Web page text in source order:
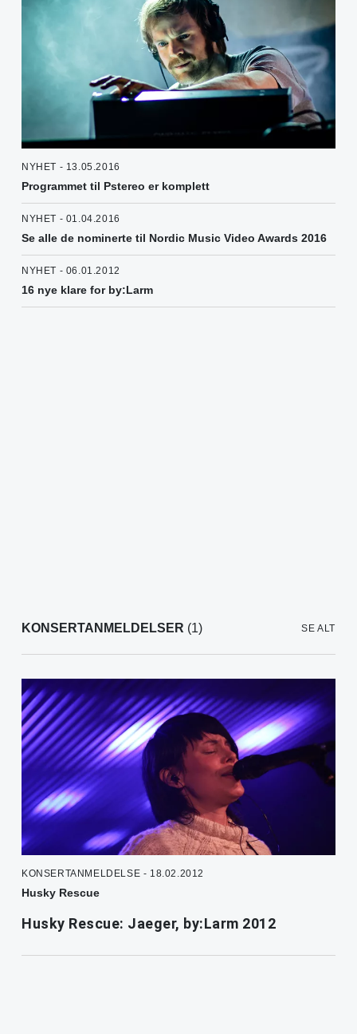
NYHET - 13.05.2016
Programmet til Pstereo er komplett
NYHET - 01.04.2016
Se alle de nominerte til Nordic Music Video Awards 2016
NYHET - 06.01.2012
16 nye klare for by:Larm
KONSERTANMELDELSER (1) SE ALT
KONSERTANMELDELSE - 18.02.2012
Husky Rescue
Husky Rescue: Jaeger, by:Larm 2012